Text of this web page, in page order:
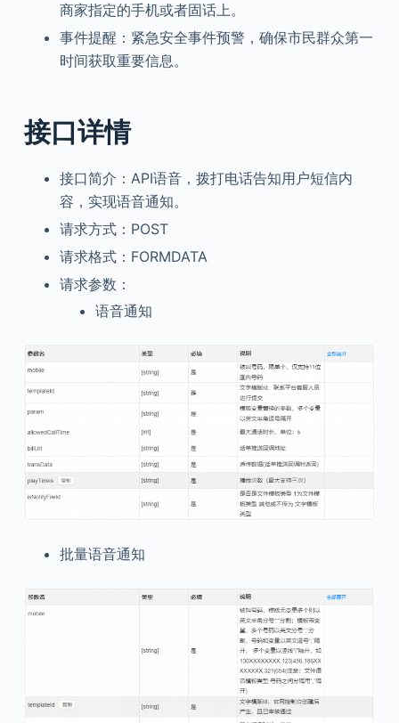
商家指定的手机或者固话上。
事件提醒：紧急安全事件预警，确保市民群众第一
时间获取重要信息。
接口详情
接口简介：API语音，拨打电话告知用户短信内
容，实现语音通知。
请求方式：POST
请求格式：FORMDATA
请求参数：
语音通知
批量语音通知